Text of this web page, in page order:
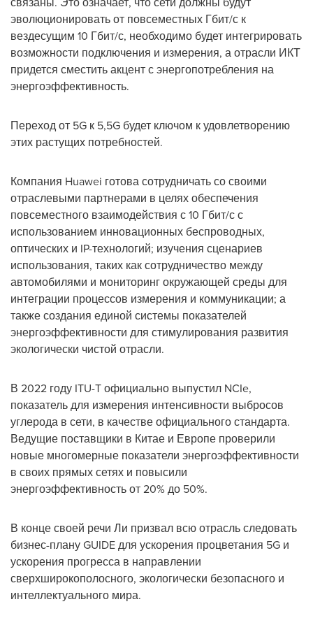
эволюционировать от повсеместных Гбит/с к
вездесущим 10 Гбит/с, необходимо будет интегрировать
возможности подключения и измерения, а отрасли ИКТ
придется сместить акцент с энергопотребления на
энергоэффективность.
Переход от 5G к 5,5G будет ключом к удовлетворению
этих растущих потребностей.
Компания Huawei готова сотрудничать со своими
отраслевыми партнерами в целях обеспечения
повсеместного взаимодействия с 10 Гбит/с с
использованием инновационных беспроводных,
оптических и IP-технологий; изучения сценариев
использования, таких как сотрудничество между
автомобилями и мониторинг окружающей среды для
интеграции процессов измерения и коммуникации; а
также создания единой системы показателей
энергоэффективности для стимулирования развития
экологически чистой отрасли.
В 2022 году ITU-T официально выпустил NCIe,
показатель для измерения интенсивности выбросов
углерода в сети, в качестве официального стандарта.
Ведущие поставщики в Китае и Европе проверили
новые многомерные показатели энергоэффективности
в своих прямых сетях и повысили
энергоэффективность от 20% до 50%.
В конце своей речи Ли призвал всю отрасль следовать
бизнес-плану GUIDE для ускорения процветания 5G и
ускорения прогресса в направлении
сверхширокополосного, экологически безопасного и
интеллектуального мира.